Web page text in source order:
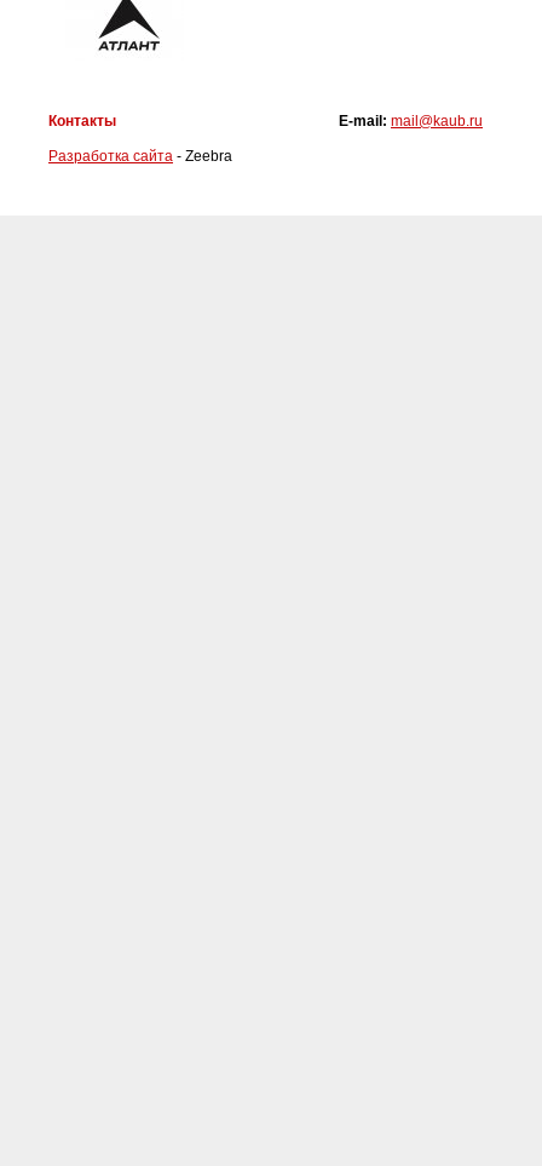
Контакты
Разработка сайта - Zeebra
E-mail: mail@kaub.ru